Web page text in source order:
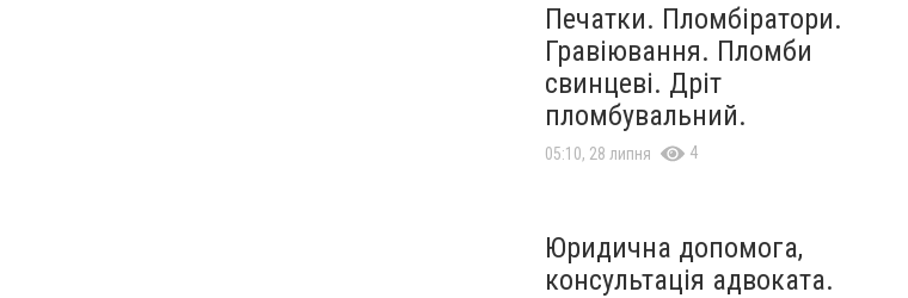
Печатки. Пломбіратори.
Гравіювання. Пломби
свинцеві. Дріт
пломбувальний.
05:10, 28 липня 4
Юридична допомога,
консультація адвоката.